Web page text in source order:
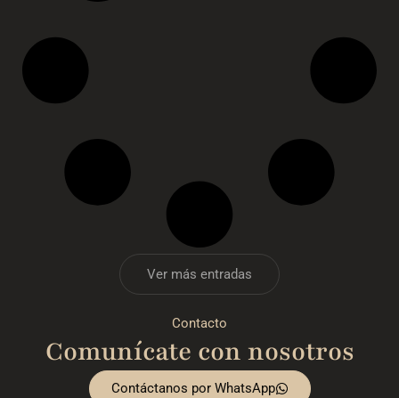
Ver más entradas
Contacto
Comunícate con nosotros
Contáctanos por WhatsApp